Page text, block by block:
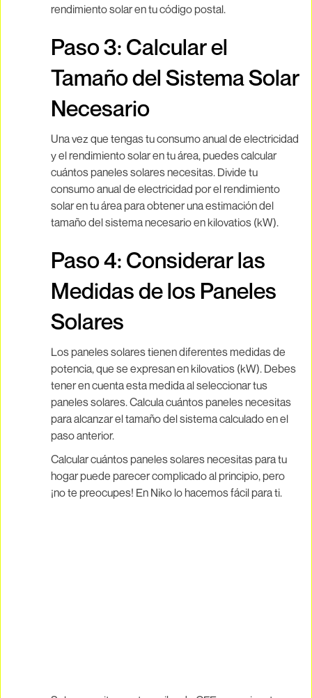
rendimiento solar en tu código postal.
Paso 3: Calcular el
Tamaño del Sistema Solar
Necesario
Una vez que tengas tu consumo anual de electricidad
y el rendimiento solar en tu área, puedes calcular
cuántos paneles solares necesitas. Divide tu
consumo anual de electricidad por el rendimiento
solar en tu área para obtener una estimación del
tamaño del sistema necesario en kilovatios (kW).
Paso 4: Considerar las
Medidas de los Paneles
Solares
Los paneles solares tienen diferentes medidas de
potencia, que se expresan en kilovatios (kW). Debes
tener en cuenta esta medida al seleccionar tus
paneles solares. Calcula cuántos paneles necesitas
para alcanzar el tamaño del sistema calculado en el
paso anterior.
Calcular cuántos paneles solares necesitas para tu
hogar puede parecer complicado al principio, pero
¡no te preocupes! En Niko lo hacemos fácil para ti.